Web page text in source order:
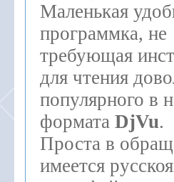
Маленькая
программка, не
требующая
для чтения
популярного в
формата DjVu.
Проста в
имеется